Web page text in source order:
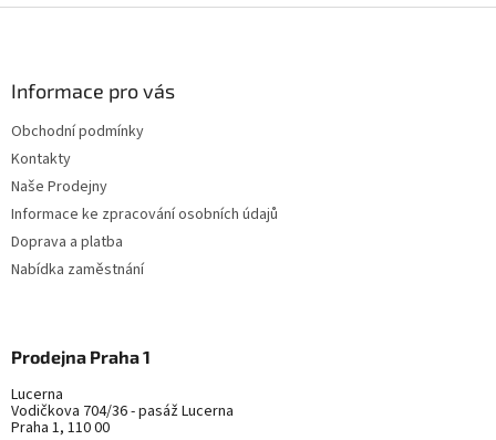
Informace pro vás
Obchodní podmínky
Kontakty
Naše Prodejny
Informace ke zpracování osobních údajů
Doprava a platba
Nabídka zaměstnání
Prodejna Praha 1
Lucerna
Vodičkova 704/36 - pasáž Lucerna
Praha 1, 110 00